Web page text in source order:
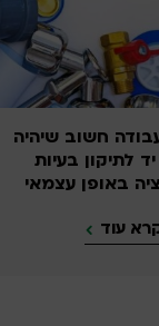
כלים לתיקון קיר